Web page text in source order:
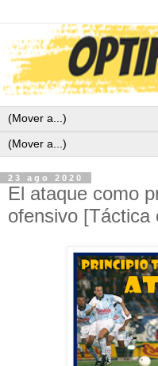
23 ago 2020
El ataque como
ofensivo [Táctica